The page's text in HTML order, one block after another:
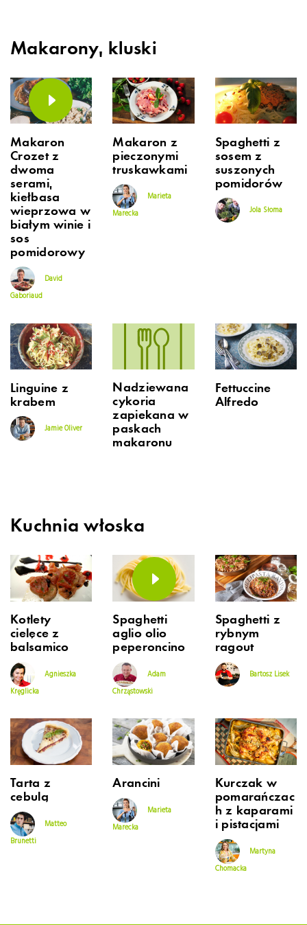
Makarony, kluski
Makaron
Crozet z
dwoma
serami,
kiełbasa
wieprzowa w
białym winie i
sos
pomidorowy
David
Gaboriaud
Makaron z
pieczonymi
truskawkami
Marieta
Marecka
Spaghetti z
sosem z
suszonych
pomidorów
Jola Słoma
Linguine z
krabem
Jamie Oliver
Nadziewana
cykoria
zapiekana w
paskach
makaronu
Fettuccine
Alfredo
Kuchnia włoska
Kotlety
cielęce z
balsamico
Agnieszka
Kręglicka
Spaghetti
aglio olio
peperoncino
Adam
Chrząstowski
Spaghetti z
rybnym
ragout
Bartosz Lisek
Tarta z
cebulą
Matteo
Brunetti
Arancini
Marieta
Marecka
Kurczak w
pomarańczac
h z kaparami
i pistacjami
Martyna
Chomacka